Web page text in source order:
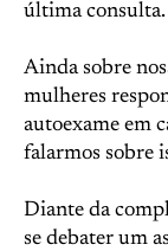
última consulta.
Ainda sobre
mulheres
autoexame em
falarmos sobre
Diante da
se debater um